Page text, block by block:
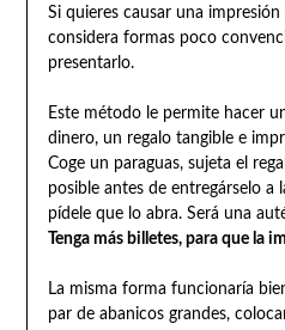
Si quieres causar una
considera formas poco
presentarlo.
Este método le permite hacer
dinero, un regalo tangible e
Coge un paraguas, sujeta el
posible antes de entregárselo a
pídele que lo abra. Será una
Tenga más billetes, para que la
La misma forma funcionaría
par de abanicos grandes,